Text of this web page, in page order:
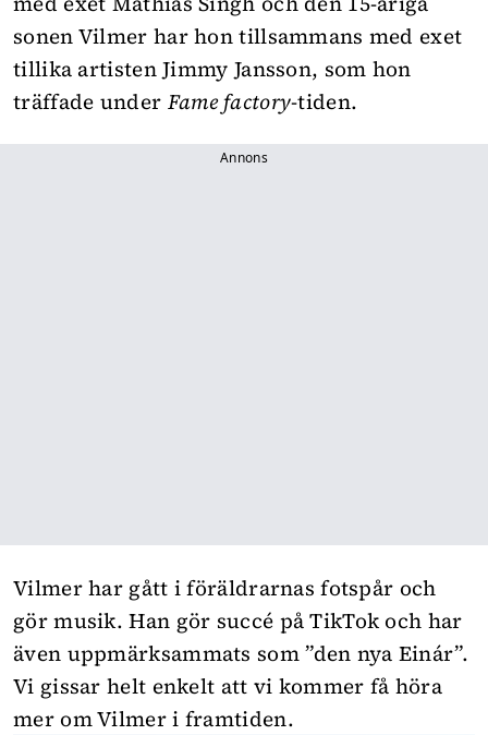
sonen Vilmer har hon tillsammans med exet
tillika artisten Jimmy Jansson, som hon
träffade under Fame factory-tiden.
Annons
Vilmer har gått i föräldrarnas fotspår och
gör musik. Han gör succé på TikTok och har
även uppmärksammats som ”den nya Einár”.
Vi gissar helt enkelt att vi kommer få höra
mer om Vilmer i framtiden.